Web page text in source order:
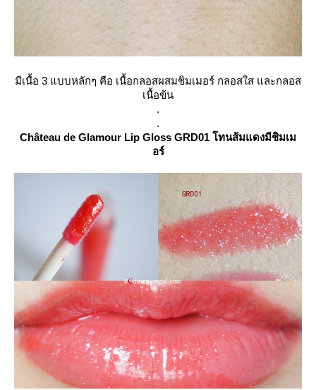
มีเนื้อ 3 แบบหลักๆ คือ เนื้อกลอสผสมชิมเมอร์ กลอสใส และกลอส
เนื้อข้น
.
.
Château de Glamour Lip Gloss GRD01 โทนส้มแดงมีชิมเม
อร์